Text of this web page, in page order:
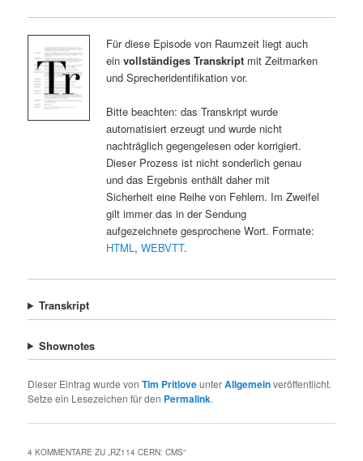
Für diese Episode von Raumzeit liegt auch
ein vollständiges Transkriptmit Zeitmarken
und Sprecheridentifikation vor.
Bitte beachten: das Transkript wurde
automatisiert erzeugt und wurde nicht
nachträglich gegengelesen oder korrigiert.
Dieser Prozess ist nicht sonderlich genau
und das Ergebnis enthält daher mit
Sicherheit eine Reihe von Fehlern. Im Zweifel
gilt immer das in der Sendung
aufgezeichnete gesprochene Wort. Formate:
HTML, WEBVTT.
Transkript
Shownotes
Dieser Eintrag wurde vonTim PritloveunterAllgemeinveröffentlicht.
Setze ein Lesezeichen für den Permalink.
4 KOMMENTARE ZU „ RZ114 CERN: CMS“